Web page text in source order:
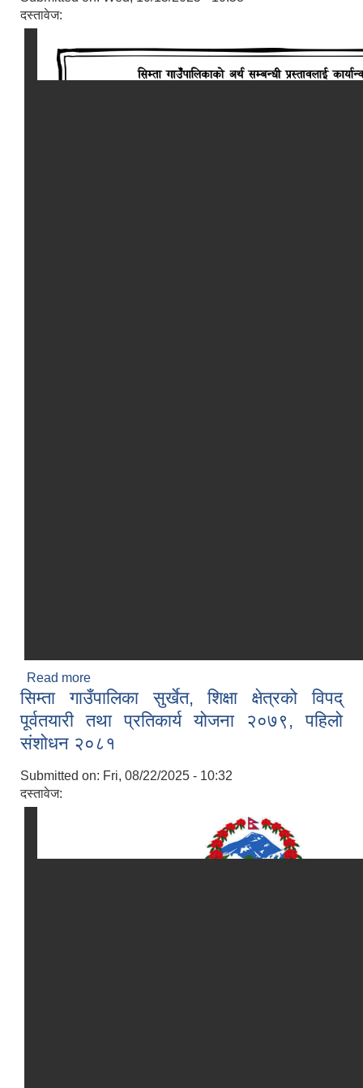
दस्तावेज:
Read more
सिम्ता गाउँपालिका सुर्खेत, शिक्षा क्षेत्रको विपद्
पूर्वतयारी तथा प्रतिकार्य योजना २०७९, पहिलो
संशोधन २०८१
Submitted on: Fri, 08/22/2025 - 10:32
दस्तावेज: